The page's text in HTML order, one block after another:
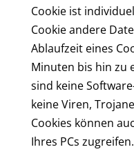
Cookie ist
Cookie andere
Ablaufzeit eines
Minuten bis hin zu
sind keine
keine Viren,
Cookies können
Ihres PCs zugreifen.